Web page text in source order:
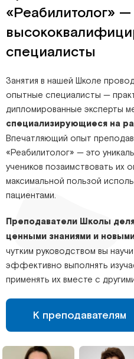
«Реабилитолог» —
специалисты
Занятия в нашей Школе
опытные специалисты —
дипломированные эксперты
специализирующиеся на
Впечатляющий опыт
«Реабилитолог» — это
учеников позаимствовать их
максимальной пользой
пациентами.
Преподаватели Школы
ценными знаниями и
чутким руководством вы
эффективно выполнять
применять их вместе с
К преподавателям